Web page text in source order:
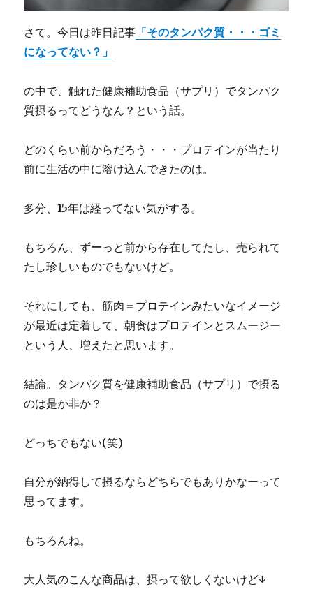
さて。今日は昨日記事 「そのタンパク質・・・ゴミ
になってない？」
の中で、触れた健康補助食品（サプリ）でタンパク
質摂るってどうなん？という話。
どのくらい前からだろう・・・プロテインが当たり
前に生活の中に溶け込んできたのは。
多分、15年は経ってない気がする。
もちろん、ずーっと前から存在してたし、売られて
たし珍しいものでもないけど。
それにしても、筋肉＝プロテインみたいなイメージ
が最近は定着して、朝食はプロテインとスムージー
という人、増えたと思います。
結論。タンパク質を健康補助食品（サプリ）で摂る
のは是か非か？
どっちでもない(笑)
自分が納得して摂るならどちらでもありかなーって
思ってます。
もちろんね。
大人気のこんな商品は、摂って欲しくないけど↓